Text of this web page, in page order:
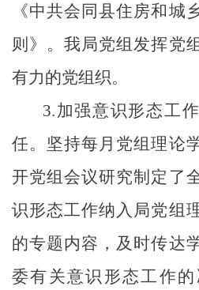
《中共会同县住房和城
则》。我局党组发挥党
有力的党组织。
3.加强意识形态工
任。 坚持每月党组理论
开党组会议研究制定了
识形态工作纳入局党组
的专题内容，及时传达
委有关意识形态工作